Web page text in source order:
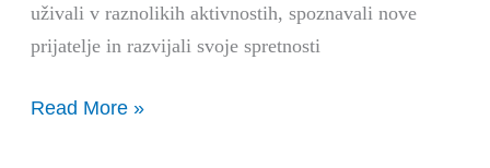
uživali v raznolikih aktivnostih, spoznavali nove
prijatelje in razvijali svoje spretnosti
Read More »